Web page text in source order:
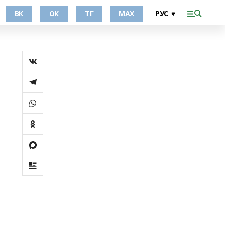
ВК ОК ТГ МАХ